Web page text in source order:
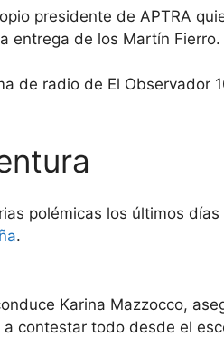
presidente de APTRA
entrega de los Martín Fierro.
de radio de El Observador
polémicas los últimos días
.
Karina Mazzocco,
contestar todo desde el